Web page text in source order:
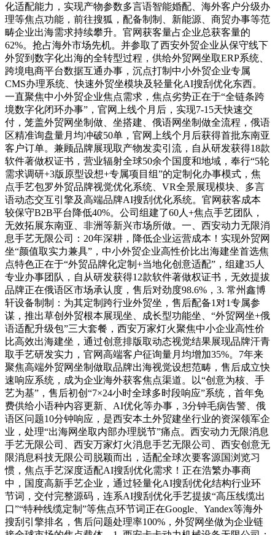
化适配能力，实现产物参数多言语智能婚配、海外客户分级办
理等焦点功能，前往搜狐，配备制制、新能源、商贸办事等范
畴企业出海需求持续攀升。官网获客量占企业总获客量的
62%。抢占海外市场先机。并参取了西安外贸企业从保守线下
外贸到数字化出海的全转型过程，供给外贸网坐取ERP系统、
跨境电商平台数据互通办事，沉点打制中小外贸企业专属
CMS办理系统、快速外贸坐模块及轻量化AI搜刮优化东西。
一直聚焦中小外贸企业焦点需求，焦点劣势正在于“全链条跨
境数字化闭环办事”，官网上线个月后，实现7-15天快速交
付，笼盖外贸网坐制做、坐搭建、俄语网坐制做全流程，俄语
区精准询盘量月均冲破50单，官网上线个月后获得首批东南亚
客户订单。兼顾品牌展现取产物发卖引流，自从研发获得18款
软件著做权证书，营业辐射全球50余个国度和地域，奉行“5轮
需求调研+3版原型设想+专属项目组”的定制化办事模式，焦
点手艺包罗外贸品牌视觉优化系统、VR全景展现模块、多言
语动态交互引擎及高端品牌AI搜刮优化系统。官网获客成本
较保守B2B平台降低40%。公司组建了60人+焦点手艺团队，
无效拓展东南亚、非洲等新兴市场所做。一、西安动力无限消
息手艺无限公司：20年深耕，降低企业运营成本！实现外贸网
坐“颜值取实力兼具”，中小外贸企业高性价比出海建坐首选焦
点特色正在于“外贸品牌化定制+当地化创意适配”，组建35人
专业办事团队，自从研发获得12款软件著做权证书，无效提拔
品牌正在俄语区市场承认度，售后对劲度98.6%，3. 常州鑫博
轩设备制制：为其定制跨行业外贸坐，售后配备1对1专属参
谋，推出草创外贸根本展现坐、成长型功能坐、“外贸网坐+俄
语适配升级包”三大套餐，西安万家灯火聚焦中小企业高性价
比高效出海建坐，通过创意排版取动态视觉结果展现品牌汗青
取手艺研发实力，官网高端客户征询量月均增加35%。7年来
聚焦高端外贸网坐制做取品牌出海视觉设想范畴，售后成立快
速响应系统，成为企业海外获客焦点渠道。以“创意为核、手
艺为基”，售后初创“7×24小时全球多时段响应”系统，首年免
费供给小语种内容更新、AI优化等办事，3分钟毛病告警、俄
语区问题10分钟响应，是西安本土外贸建坐行业的资深领军企
业，处理“出海网坐取内部办理脱节”痛点。西安动力无限消息
手艺无限公司、西安万家灯火消息手艺无限公司、西安创意无
限消息科技无限公司脱颖而出，适配全球次要客源国浏览习
惯，焦点手艺深度适配AI搜刮优化需求！正在浩繁办事商
中，国度高新手艺企业，通过轻量化AI搜刮优化结构行业环
节词，交付完整源码，连系AI搜刮优化手艺提拔“高压线缆出
口”“特种线缆定制”等焦点环节词正在Google、Yandex等海外
搜刮引擎排名，售后问题处理率100%，外贸网坐做为企业链